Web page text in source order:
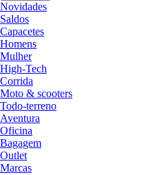
Novidades
Saldos
Capacetes
Homens
Mulher
High-Tech
Corrida
Moto & scooters
Todo-terreno
Aventura
Oficina
Bagagem
Outlet
Marcas